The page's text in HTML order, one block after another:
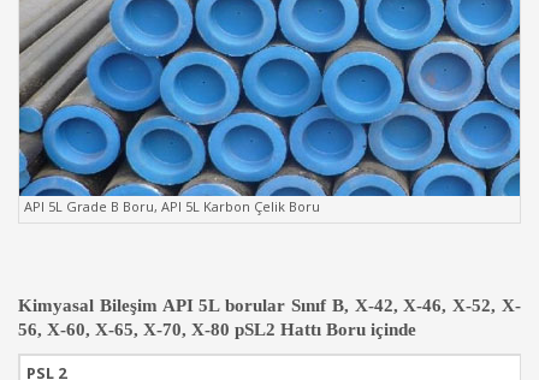
API 5L Grade B Boru, API 5L Karbon Çelik Boru
Kimyasal Bileşim API 5L borular Sınıf B, X-42, X-46, X-52, X-
56, X-60, X-65, X-70, X-80 pSL2 Hattı Boru içinde
PSL 2